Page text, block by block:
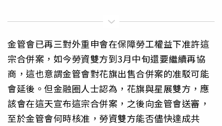
金管會已再三對外重申會在保障勞工權益下准許這
宗合併案，如今勞資雙方到3月中旬還要繼續再協
商，這也意謂金管會對花旗出售合併案的准駁可能
會延後。但金融圈人士認為，花旗與星展雙方，應
該會在這天宣布這宗合併案，之後向金管會送審，
至於金管會何時核准，勞資雙方能否儘快達成共